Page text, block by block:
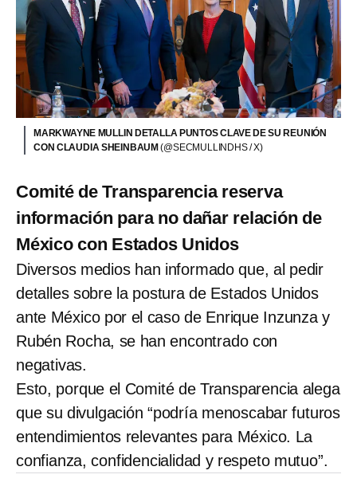
MARKWAYNE MULLIN DETALLA PUNTOS CLAVE DE SU REUNIÓN
CON CLAUDIA SHEINBAUM(@SECMULLINDHS / X)
Comité de Transparencia reserva
información para no dañar relación de
México con Estados Unidos
Diversos medios han informado que, al pedir
detalles sobre la postura de Estados Unidos
ante México por el caso de Enrique Inzunza y
Rubén Rocha, se han encontrado con
negativas.
Esto, porque el Comité de Transparencia alega
que su divulgación “podría menoscabar futuros
entendimientos relevantes para México. La
confianza, confidencialidad y respeto mutuo”.